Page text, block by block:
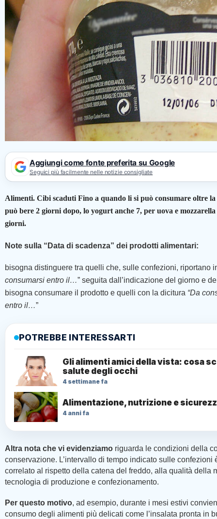
Aggiungi come fonte preferita su Google
Seguici più facilmente nelle notizie consigliate
Alimenti. Cibi scaduti Fino a quando li si può consumare oltre la
può bere 2 giorni dopo, lo yogurt anche 7, per uova e
giorni.
Note sulla “Data di scadenza” dei prodotti alimentari:
bisogna distinguere tra quelli che, sulle confezioni, riportano
consumarsi entro il…” seguita dall’indicazione del giorno e
bisogna consumare il prodotto e quelli con la dicitura “Da
entro il…”
POTREBBE INTERESSARTI
Gli alimenti amici della vista: cosa
salute degli occhi
4 settimane fa
Alimentazione, nutrizione e
4 anni fa
Altra nota che vi evidenziamo riguarda le condizioni della
conservazione. L’intervallo di tempo indicato sulle confezioni
correlato al rispetto della catena del freddo, alla qualità della
tecnologia di produzione e confezionamento.
Per questo motivo, ad esempio, durante i mesi estivi
consumo degli alimenti più delicati come l’insalata pronta in